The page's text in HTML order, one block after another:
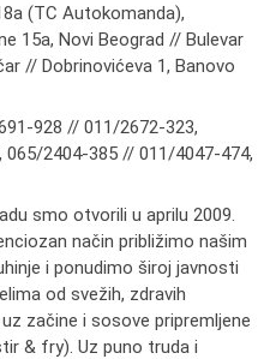
(TC Autokomanda),
15a, Novi Beograd // Bulevar
// Dobrinovićeva 1, Banovo
928 // 011/2672-323,
, 065/2404-385 // 011/4047-474,
smo otvorili u aprilu 2009.
način približimo našim
i ponudimo široj javnosti
od svežih, zdravih
začine i sosove pripremljene
& fry). Uz puno truda i